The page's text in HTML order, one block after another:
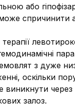
або
спричинити
з дуже
оскільки
виникнути через
залоз.